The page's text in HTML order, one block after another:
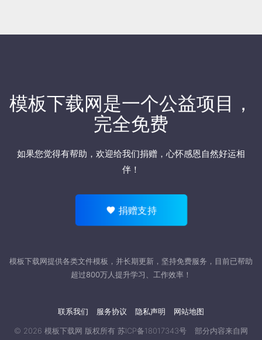
模板下载网是一个公益项目，
完全免费
如果您觉得有帮助，欢迎给我们捐赠 ，心怀感恩自然好运相
伴！
捐赠支持
模板下载网提供各类文件模板，并长期更新，坚持免费服务，目前已帮助
超过800万人提升学习、工作效率！
联系我们 服务协议 隐私声明 网站地图
© 2026 模板下载网 版权所有 苏ICP备18017343号
部分内容来自网